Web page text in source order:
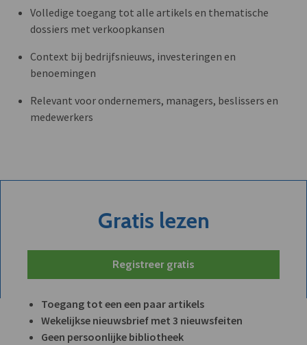
Volledige toegang tot alle artikels en thematische
dossiers met verkoopkansen
Context bij bedrijfsnieuws, investeringen en
benoemingen
Relevant voor ondernemers, managers, beslissers en
medewerkers
Gratis lezen
Registreer gratis
Toegang tot een een paar artikels
Wekelijkse nieuwsbrief met 3 nieuwsfeiten
Geen persoonlijke bibliotheek